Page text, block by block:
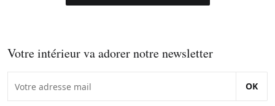
Votre intérieur va adorer notre newsletter
OK